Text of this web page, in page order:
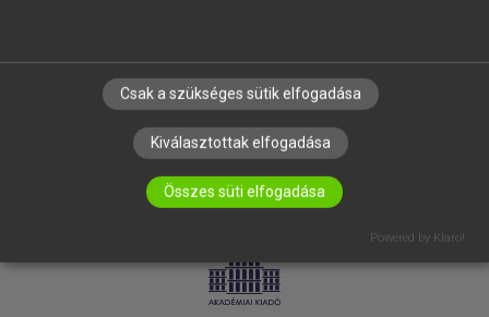
LICENCSZERZŐDÉS ADATVÉDELEM
Csak a szükséges sütik elfogadása
Kiválasztottak elfogadása
Összes süti elfogadása
Powered by Klaro!